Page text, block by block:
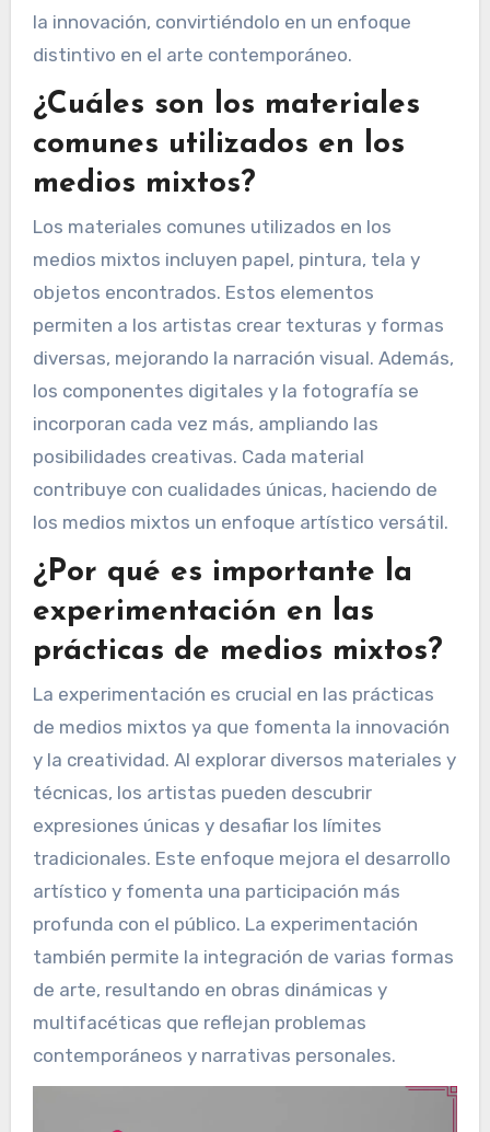
la innovación, convirtiéndolo en un enfoque
distintivo en el arte contemporáneo.
¿Cuáles son los materiales
comunes utilizados en los
medios mixtos?
Los materiales comunes utilizados en los
medios mixtos incluyen papel, pintura, tela y
objetos encontrados. Estos elementos
permiten a los artistas crear texturas y formas
diversas, mejorando la narración visual. Además,
los componentes digitales y la fotografía se
incorporan cada vez más, ampliando las
posibilidades creativas. Cada material
contribuye con cualidades únicas, haciendo de
los medios mixtos un enfoque artístico versátil.
¿Por qué es importante la
experimentación en las
prácticas de medios mixtos?
La experimentación es crucial en las prácticas
de medios mixtos ya que fomenta la innovación
y la creatividad. Al explorar diversos materiales y
técnicas, los artistas pueden descubrir
expresiones únicas y desafiar los límites
tradicionales. Este enfoque mejora el desarrollo
artístico y fomenta una participación más
profunda con el público. La experimentación
también permite la integración de varias formas
de arte, resultando en obras dinámicas y
multifacéticas que reflejan problemas
contemporáneos y narrativas personales.